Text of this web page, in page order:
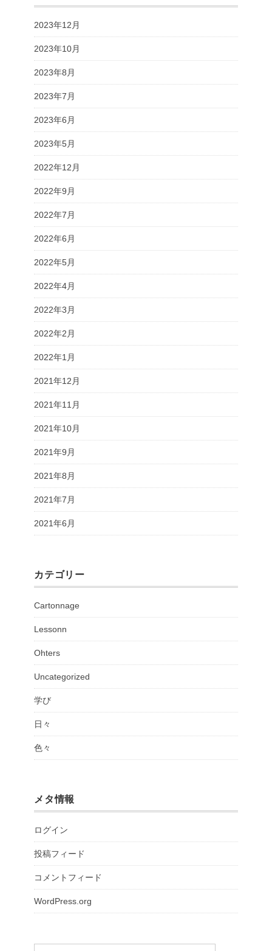
2023年12月
2023年10月
2023年8月
2023年7月
2023年6月
2023年5月
2022年12月
2022年9月
2022年7月
2022年6月
2022年5月
2022年4月
2022年3月
2022年2月
2022年1月
2021年12月
2021年11月
2021年10月
2021年9月
2021年8月
2021年7月
2021年6月
カテゴリー
Cartonnage
Lessonn
Ohters
Uncategorized
学び
日々
色々
メタ情報
ログイン
投稿フィード
コメントフィード
WordPress.org